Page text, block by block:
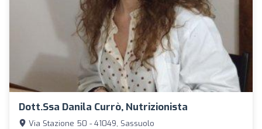
Dott.ssa Danila Currò, Nutrizionista
Via Stazione 50 - 41049, Sassuolo